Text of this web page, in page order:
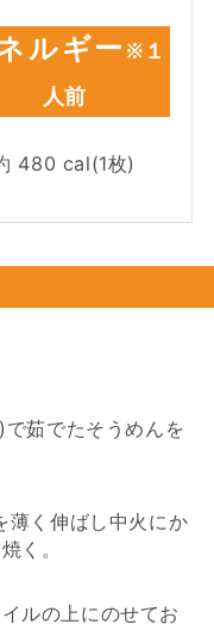
ルギー ※１
人前
480 cal(1枚)
茹でたそうめんを
薄く伸ばし中火にか
く。
ルの上にのせてお